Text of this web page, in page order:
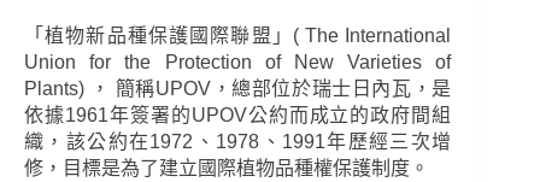
「植物新品種保護國際聯盟」( The International
Union for the Protection of New Varieties of
Plants) ， 簡稱UPOV，總部位於瑞士日內瓦，是
依據1961年簽署的UPOV公約而成立的政府間組
織，該公約在1972、1978、1991年歷經三次增
修，目標是為了建立國際植物品種權保護制度。